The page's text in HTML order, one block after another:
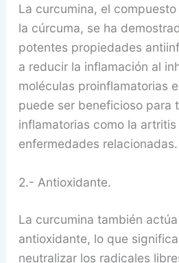
La curcumina, el
la cúrcuma, se ha
potentes propiedades
a reducir la inflamación al
moléculas proinflamatorias
puede ser beneficioso para
inflamatorias como la
enfermedades relacionadas.
2.- Antioxidante.
La curcumina también
antioxidante, lo que
neutralizar los radicales